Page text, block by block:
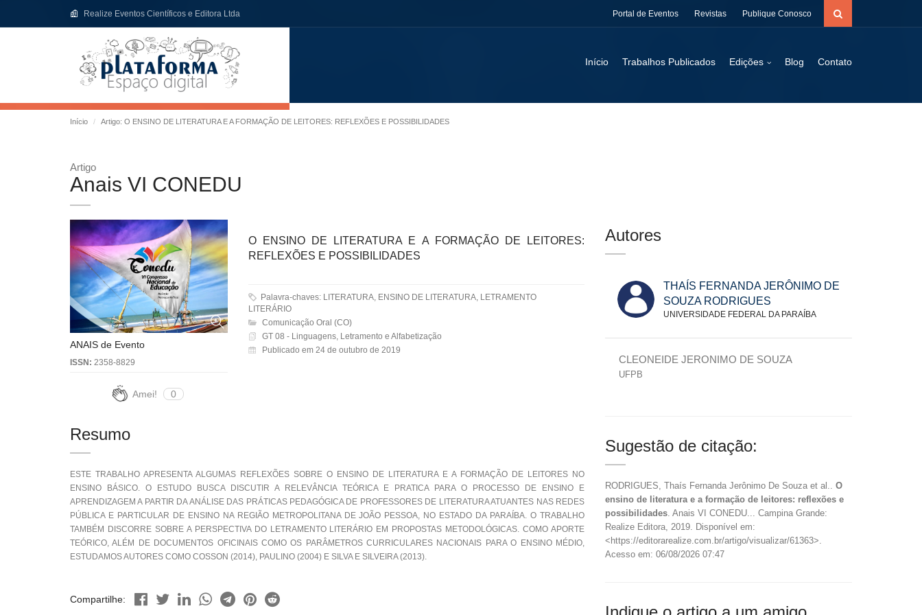
Realize Eventos Científicos e Editora Ltda Portal de Eventos Revistas Publique Conosco
Início Trabalhos Publicados Edições Blog Contato
Início Artigo: O ENSINO DE LITERATURA E A FORMAÇÃO DE LEITORES: REFLEXÕES E POSSIBILIDADES
Artigo
Anais VI CONEDU
ANAIS de Evento
ISSN: 2358-8829
Amei! 0
O ENSINO DE LITERATURA E A FORMAÇÃO DE LEITORES:
REFLEXÕES E POSSIBILIDADES
Palavra-chaves: LITERATURA, ENSINO DE LITERATURA, LETRAMENTO
LITERÁRIO
Comunicação Oral (CO)
GT 08 - Linguagens, Letramento e Alfabetização
Publicado em 24 de outubro de 2019
Resumo
ESTE TRABALHO APRESENTA ALGUMAS REFLEXÕES SOBRE O ENSINO DE LITERATURA E A FORMAÇÃO DE LEITORES NO
ENSINO BÁSICO. O ESTUDO BUSCA DISCUTIR A RELEVÂNCIA TEÓRICA E PRATICA PARA O PROCESSO DE ENSINO E
APRENDIZAGEM A PARTIR DA ANÁLISE DAS PRÁTICAS PEDAGÓGICA DE PROFESSORES DE LITERATURA ATUANTES NAS REDES
PÚBLICA E PARTICULAR DE ENSINO NA REGIÃO METROPOLITANA DE JOÃO PESSOA, NO ESTADO DA PARAÍBA. O TRABALHO
TAMBÉM DISCORRE SOBRE A PERSPECTIVA DO LETRAMENTO LITERÁRIO EM PROPOSTAS METODOLÓGICAS. COMO APORTE
TEÓRICO, ALÉM DE DOCUMENTOS OFICINAIS COMO OS PARÂMETROS CURRICULARES NACIONAIS PARA O ENSINO MÉDIO,
ESTUDAMOS AUTORES COMO COSSON (2014), PAULINO (2004) E SILVA E SILVEIRA (2013).
Compartilhe:
Autores
THAÍS FERNANDA JERÔNIMO DE
SOUZA RODRIGUES
UNIVERSIDADE FEDERAL DA PARAÍBA
CLEONEIDE JERONIMO DE SOUZA
UFPB
Sugestão de citação:
RODRIGUES, Thaís Fernanda Jerônimo De Souza et al.. O
ensino de literatura e a formação de leitores: reflexões e
possibilidades. Anais VI CONEDU... Campina Grande:
Realize Editora, 2019. Disponível em:
<https://editorarealize.com.br/artigo/visualizar/61363>.
Acesso em: 06/08/2026 07:47